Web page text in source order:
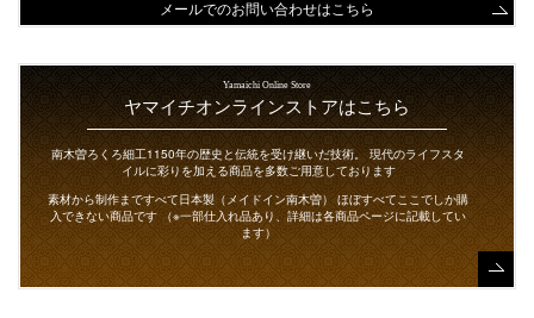
メールでのお問い合わせはこちら
Yamaichi Online Store
ヤマイチオンラインストアはこちら
南木曽ろくろ細工1150年の歴史と伝統を受け継いだ技術。
現代のライフスタ
イルに彩りを加える商品を多数ご用意しております
素材から制作まですべて日本製（メイドイン南木曽）
ほぼすべてここでしか購
入できない商品です （※一部仕入れ品あり、詳細は各商品ページに記載してい
ます）